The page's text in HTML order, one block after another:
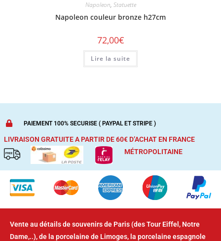
Napoleon, Statuette
Napoleon couleur bronze h27cm
72,00€
Lire la suite
PAIEMENT 100% SECURISE ( PAYPAL ET STRIPE )
LIVRAISON GRATUITE A PARTIR DE 60€ D’ACHAT EN FRANCE
MÉTROPOLITAINE
Vente au détails de souvenirs de Paris (des Tour Eiffel, Notre
Dame,..), de la porcelaine de Limoges, la porcelaine espagnole